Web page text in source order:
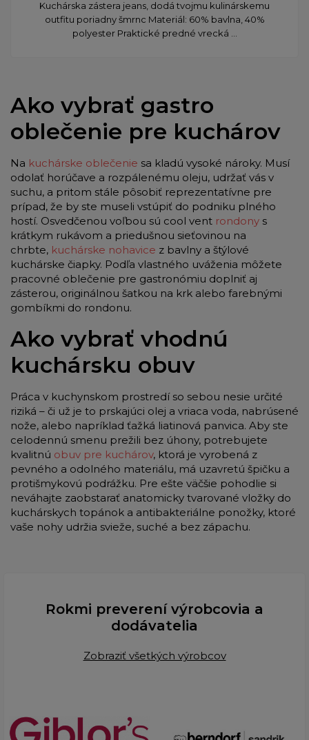
Kuchárska zástera jeans, dodá tvojmu kulinárskemu
outfitu poriadny šmrnc Materiál: 60% bavlna, 40%
polyester Praktické predné vrecká ...
Ako vybrať gastro
oblečenie pre kuchárov
Na kuchárske oblečenie sa kladú vysoké nároky. Musí
odolať horúčave a rozpálenému oleju, udržať vás v
suchu, a pritom stále pôsobiť reprezentatívne pre
prípad, že by ste museli vstúpiť do podniku plného
hostí. Osvedčenou voľbou sú cool vent rondony s
krátkym rukávom a priedušnou sieťovinou na
chrbte, kuchárske nohavice z bavlny a štýlové
kuchárske čiapky. Podľa vlastného uváženia môžete
pracovné oblečenie pre gastronómiu doplniť aj
zásterou, originálnou šatkou na krk alebo farebnými
gombíkmi do rondonu.
Ako vybrať vhodnú
kuchársku obuv
Práca v kuchynskom prostredí so sebou nesie určité
riziká – či už je to prskajúci olej a vriaca voda, nabrúsené
nože, alebo napríklad ťažká liatinová panvica. Aby ste
celodennú smenu prežili bez úhony, potrebujete
kvalitnú obuv pre kuchárov, ktorá je vyrobená z
pevného a odolného materiálu, má uzavretú špičku a
protišmykovú podrážku. Pre ešte väčšie pohodlie si
neváhajte zaobstarať anatomicky tvarované vložky do
kuchárskych topánok a antibakteriálne ponožky, ktoré
vaše nohy udržia svieže, suché a bez zápachu.
Rokmi preverení výrobcovia a
dodávatelia
Zobraziť všetkých výrobcov